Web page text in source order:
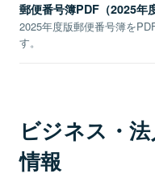
郵便番号簿PDF（2025年
2025年度版郵便番号簿を
す。
ビジネス・
情報